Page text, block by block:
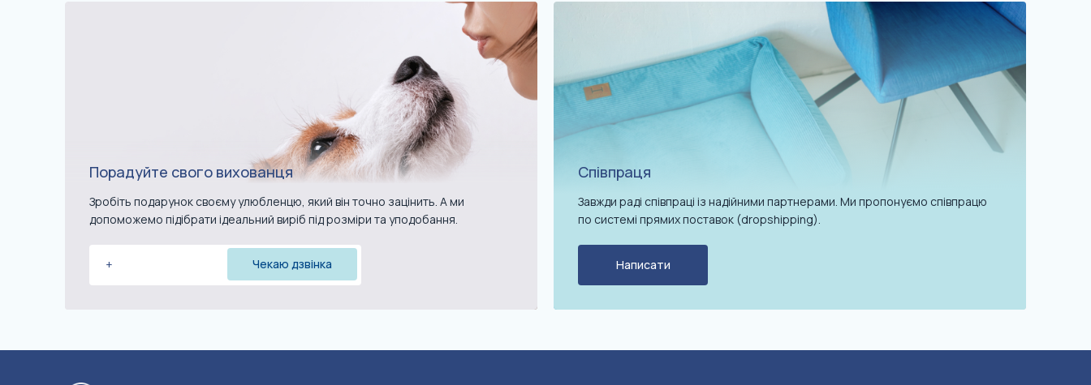
Порадуйте свого вихованця
Зробіть подарунок своєму улюбленцю, який він точно зацінить. А ми
допоможемо підібрати ідеальний виріб під розміри та уподобання.
Співпраця
Завжди раді співпраці із надійними партнерами. Ми пропонуємо співпрацю
по системі прямих поставок (dropshipping).
Написати